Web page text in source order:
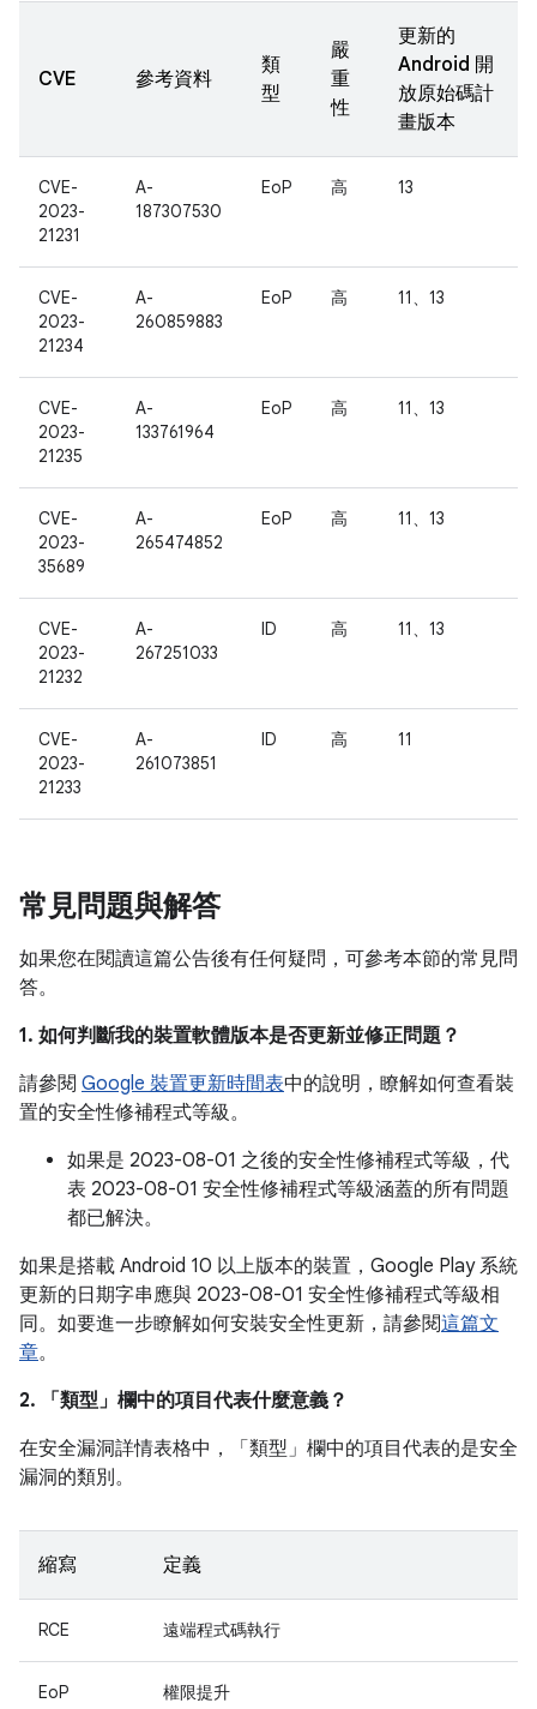
CVE 參考資料
類
型
嚴
重
性
更新的
Android 開
放原始碼計
畫版本
CVE-
2023-
21231
A-
187307530
EoP 高 13
CVE-
2023-
21234
A-
260859883
EoP 高 11、13
CVE-
2023-
21235
A-
133761964
EoP 高 11、13
CVE-
2023-
35689
A-
265474852
EoP 高 11、13
CVE-
2023-
21232
A-
267251033
ID 高 11、13
CVE-
2023-
21233
A-
261073851
ID 高 11
常見問題與解答
如果您在閱讀這篇公告後有任何疑問，可參考本節的常見問
答。
1. 如何判斷我的裝置軟體版本是否更新並修正問題？
請參閱 Google 裝置更新時間表中的說明，瞭解如何查看裝
置的安全性修補程式等級。
如果是 2023-08-01 之後的安全性修補程式等級，代
表 2023-08-01 安全性修補程式等級涵蓋的所有問題
都已解決。
如果是搭載 Android 10 以上版本的裝置，Google Play 系統
更新的日期字串應與 2023-08-01 安全性修補程式等級相
同。如要進一步瞭解如何安裝安全性更新，請參閱這篇文
章。
2. 「類型」 欄中的項目代表什麼意義？
在安全漏洞詳情表格中，「類型」 欄中的項目代表的是安全
漏洞的類別。
縮寫 定義
RCE 遠端程式碼執行
EoP 權限提升